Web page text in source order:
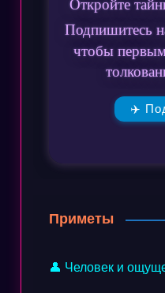
Подпишитесь
чтобы
✈️
Приметы
👤 Человек и